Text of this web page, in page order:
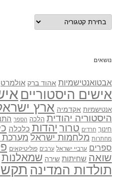
נושאים
נושאים
אבטואנטישמיות אהוד ברק אולמרט
אישים היסטוריים
אנטישמיות אקדמיה ארץ
היסטוריה יהודית הלכה הספר
חינוך חרדים טרור יהדות כלכלה
מחתרות מלחמות ישראל
ספרים ערביי ישראל ערבים פוליטיקאים
שואה שחיתות שירה שמאלנות
תולדות המדינה